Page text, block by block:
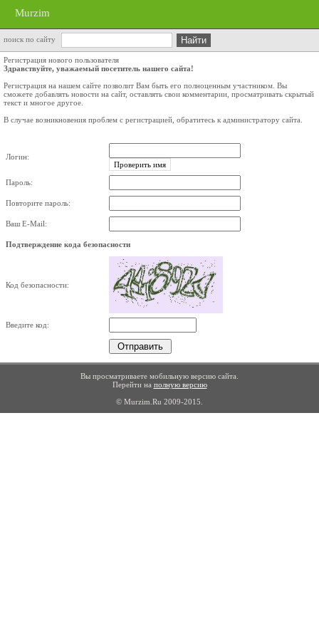
Murzim
поиск по сайту
Регистрация нового пользователя
Здравствуйте, уважаемый посетитель нашего сайта!
Регистрация на нашем сайте позволит Вам быть его полноценным участником. Вы
сможете добавлять новости на сайт, оставлять свои комментарии, просматривать скрытый
текст и многое другое.
В случае возникновения проблем с регистрацией, обратитесь к администратору сайта.
Логин:
Пароль:
Повторите пароль:
Ваш E-Mail:
Подтверждение кода безопасности
Код безопасности:
Введите код:
Вы просматриваете мобильную версию сайта.
Перейти на полную версию
© Murzim.Ru 2009-2015.